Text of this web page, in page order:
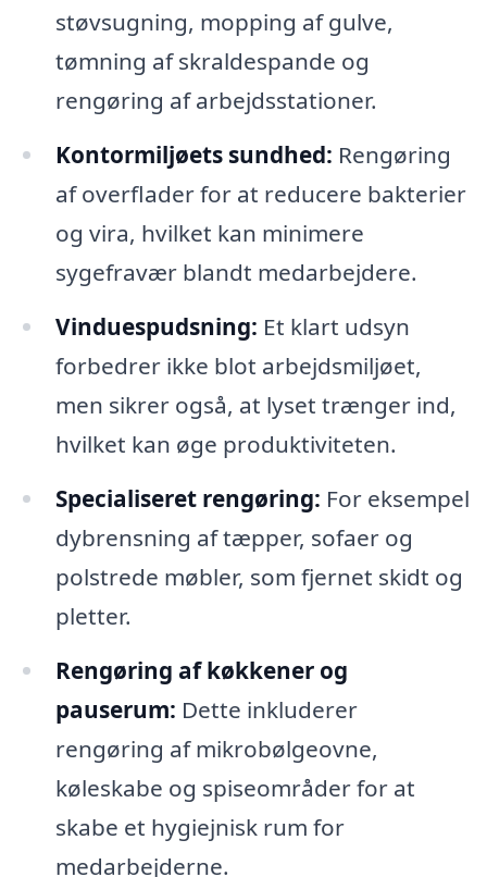
støvsugning, mopping af gulve,
tømning af skraldespande og
rengøring af arbejdsstationer.
Kontormiljøets sundhed: Rengøring
af overflader for at reducere bakterier
og vira, hvilket kan minimere
sygefravær blandt medarbejdere.
Vinduespudsning: Et klart udsyn
forbedrer ikke blot arbejdsmiljøet,
men sikrer også, at lyset trænger ind,
hvilket kan øge produktiviteten.
Specialiseret rengøring: For eksempel
dybrensning af tæpper, sofaer og
polstrede møbler, som fjernet skidt og
pletter.
Rengøring af køkkener og
pauserum: Dette inkluderer
rengøring af mikrobølgeovne,
køleskabe og spiseområder for at
skabe et hygiejnisk rum for
medarbejderne.